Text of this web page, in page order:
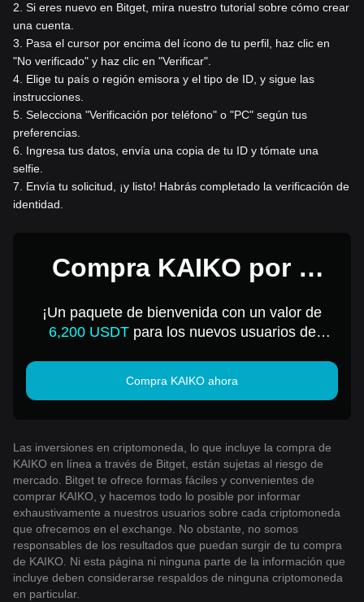
2 Si eres nuevo en Bitget, mira nuestro tutorial sobre cómo crear
una cuenta.
3
Pasa el cursor por encima del ícono de tu perfil, haz clic en
"No verificado" y haz clic en "Verificar".
4 Elige tu país o región emisora y el tipo de ID, y sigue las
instrucciones.
5 Selecciona "Verificación por teléfono" o "PC" según tus
preferencias.
6
Ingresa tus datos, envía una copia de tu ID y tómate una
selfie.
7
Envía tu solicitud, ¡y listo! Habrás completado la verificación de
identidad.
Compra KAIKO por 1
¡Un paquete de bienvenida con un valor de
6,200 USDTpara los nuevos usuarios de
Compra KAIKO ahora
Las inversiones en criptomoneda, lo que incluye la compra de
KAIKO en línea a través de Bitget, están sujetas al riesgo de
mercado. Bitget te ofrece formas fáciles y convenientes de
comprar KAIKO, y hacemos todo lo posible por informar
exhaustivamente a nuestros usuarios sobre cada criptomoneda
que ofrecemos en el exchange. No obstante, no somos
responsables de los resultados que puedan surgir de tu compra
de KAIKO. Ni esta página ni ninguna parte de la información que
incluye deben considerarse respaldos de ninguna criptomoneda
en particular.